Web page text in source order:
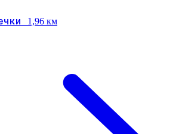
1,96 км